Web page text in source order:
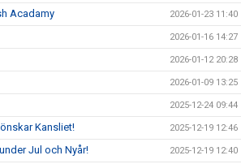
Acadamy 2026-01-23 11:40
2026-01-16 14:27
2026-01-12 20:28
2026-01-09 13:25
2025-12-24 09:44
Kansliet! 2025-12-19 12:46
Jul och Nyår! 2025-12-19 12:40